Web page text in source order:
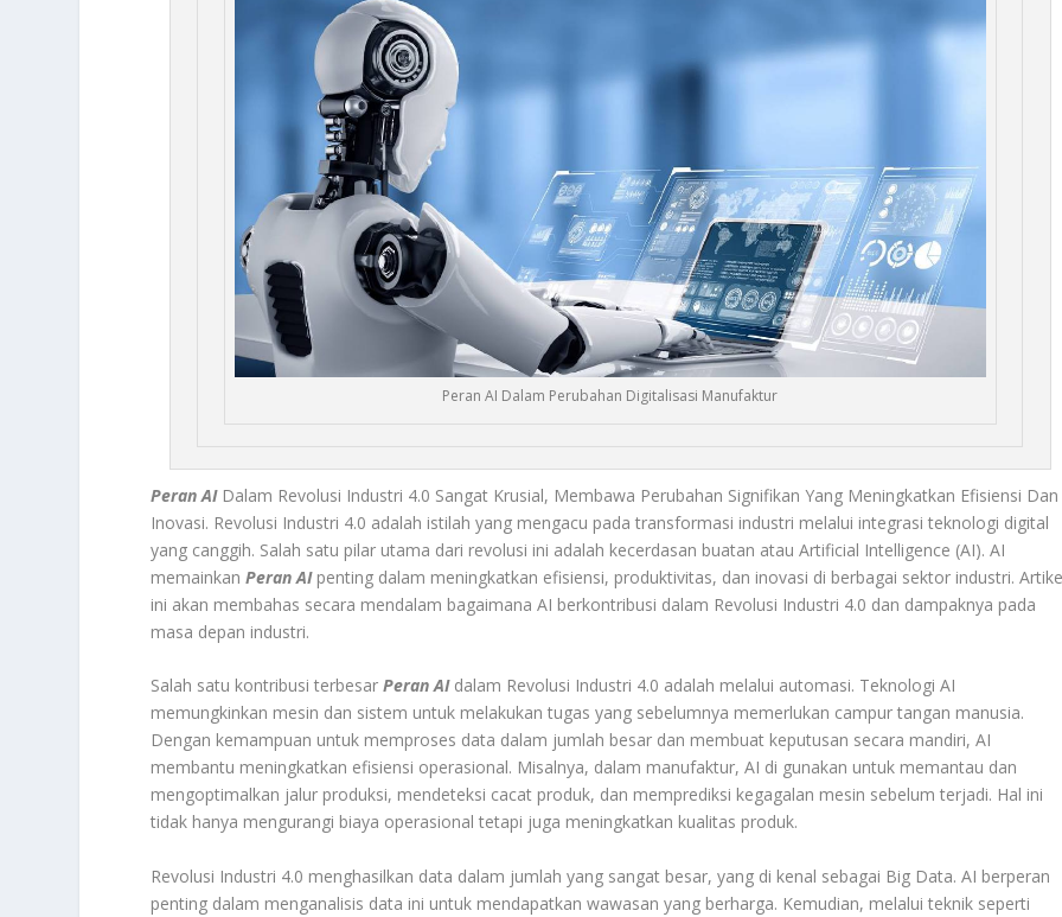
Peran AI Dalam Perubahan Digitalisasi Manufaktur
Peran AIDalam Revolusi Industri 4.0 Sangat Krusial, Membawa Perubahan Signifikan Yang Meningkatkan Efisiensi Dan
Inovasi. Revolusi Industri 4.0 adalah istilah yang mengacu pada transformasi industri melalui integrasi teknologi digital
yang canggih. Salah satu pilar utama dari revolusi ini adalah kecerdasan buatan atau Artificial Intelligence (AI). AI
memainkanPeran AIpenting dalam meningkatkan efisiensi, produktivitas, dan inovasi di berbagai sektor industri.
ini akan membahas secara mendalam bagaimana AI berkontribusi dalam Revolusi Industri 4.0 dan dampaknya pada
masa depan industri.
Salah satu kontribusi terbesarPeran AIdalam Revolusi Industri 4.0 adalah melalui automasi. Teknologi AI
memungkinkan mesin dan sistem untuk melakukan tugas yang sebelumnya memerlukan campur tangan manusia.
Dengan kemampuan untuk memproses data dalam jumlah besar dan membuat keputusan secara mandiri, AI
membantu meningkatkan efisiensi operasional. Misalnya, dalam manufaktur, AI di gunakan untuk memantau dan
mengoptimalkan jalur produksi, mendeteksi cacat produk, dan memprediksi kegagalan mesin sebelum terjadi. Hal ini
tidak hanya mengurangi biaya operasional tetapi juga meningkatkan kualitas produk.
Revolusi Industri 4.0 menghasilkan data dalam jumlah yang sangat besar, yang di kenal sebagai Big Data. AI berperan
penting dalam menganalisis data ini untuk mendapatkan wawasan yang berharga. Kemudian, melalui teknik seperti